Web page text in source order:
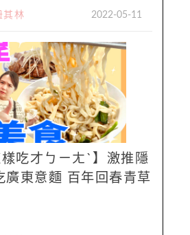
其林 2022-05-11
樣吃才ㄅㄧㄤˋ】激推隱
廣東意麵 百年回春青草